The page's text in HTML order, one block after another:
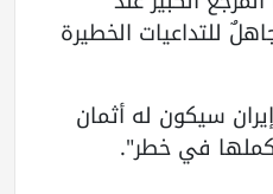
للتداعيات الخطيرة
سيكون له أثمان
في خطر".